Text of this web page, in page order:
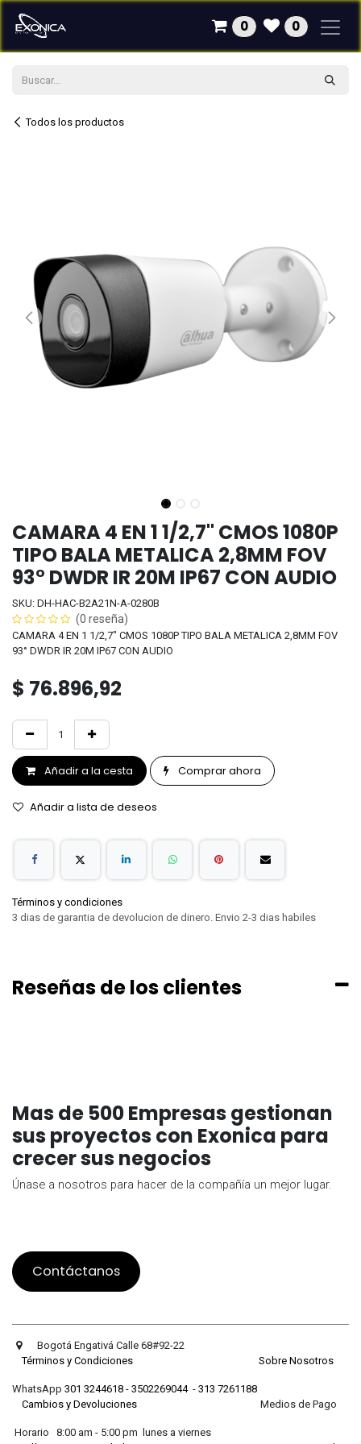
Ir al contenido
0 0
Todos los productos
CAMARA 4 EN 1 1/2,7" CMOS 1080P
TIPO BALA METALICA 2,8MM FOV
93° DWDR IR 20M IP67 CON AUDIO
SKU: DH-HAC-B2A21N-A-0280B
(0 reseña)
CAMARA 4 EN 1 1/2,7" CMOS 1080P TIPO BALA METALICA 2,8MM FOV
93° DWDR IR 20M IP67 CON AUDIO
$ 76.896,92
Añadir a la cesta Comprar ahora
Añadir a lista de deseos
Términos y condiciones
3 dias de garantia de devolucion de dinero. Envio 2-3 dias habiles
Reseñas de los clientes
Mas de 500 Empresas gestionan
sus proyectos con Exonica para
crecer sus negocios
Únase a nosotros para hacer de la compañía un mejor lugar.
Contáctanos
Bogotá Engativá Calle 68#92-22
Términos y Condiciones
Sobre Nosotros
WhatsApp 301 3244618 - 3502269044- 313 7261188
Cambios y Devoluciones Medios de Pago
Horario 8:00 am - 5:00 pm lunes a viernes